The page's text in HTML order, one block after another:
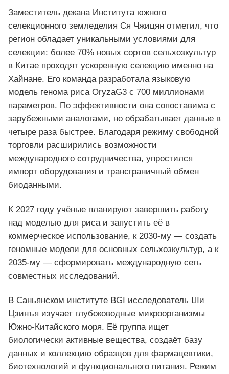
Заместитель декана Института южного
селекционного земледелия Ся Чжицян отметил, что
регион обладает уникальными условиями для
селекции: более 70% новых сортов сельхозкультур
в Китае проходят ускоренную селекцию именно на
Хайнане. Его команда разработала языковую
модель генома риса OryzaG3 с 700 миллионами
параметров. По эффективности она сопоставима с
зарубежными аналогами, но обрабатывает данные в
четыре раза быстрее. Благодаря режиму свободной
торговли расширились возможности
международного сотрудничества, упростился
импорт оборудования и трансграничный обмен
биоданными.
К 2027 году учёные планируют завершить работу
над моделью для риса и запустить её в
коммерческое использование, к 2030-му — создать
геномные модели для основных сельхозкультур, а к
2035-му — сформировать международную сеть
совместных исследований.
В Саньянском институте BGI исследователь Ши
Цзинъя изучает глубоководные микроорганизмы
Южно-Китайского моря. Её группа ищет
биологически активные вещества, создаёт базу
данных и коллекцию образцов для фармацевтики,
биотехнологий и функционального питания. Режим